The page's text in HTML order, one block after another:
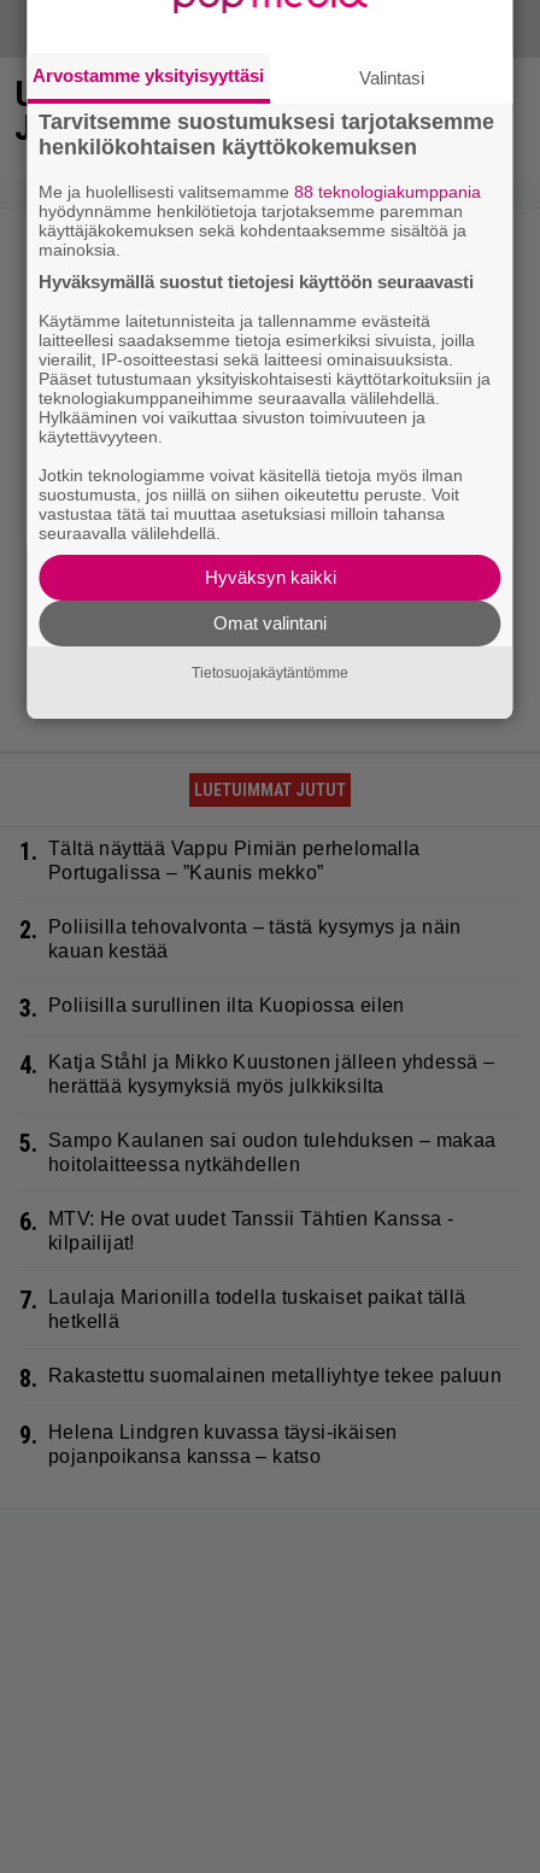
Uuno: Hjallis Harkimo, 72, ja
Jasmine, 38, sanovat tahdon
LUETUIMMAT JUTUT
1. Tältä näyttää Vappu Pimiän perhelomalla
Portugalissa – ”Kaunis mekko”
2.
Poliisilla tehovalvonta – tästä kysymys ja näin
kauan kestää
3. Poliisilla surullinen ilta Kuopiossa eilen
4.
Katja Ståhl ja Mikko Kuustonen jälleen yhdessä –
herättää kysymyksiä myös julkkiksilta
5.
Sampo Kaulanen sai oudon tulehduksen – makaa
hoitolaitteessa nytkähdellen
6.
MTV: He ovat uudet Tanssii Tähtien Kanssa -
kilpailijat!
7.
Laulaja Marionilla todella tuskaiset paikat tällä
hetkellä
8. Rakastettu suomalainen metalliyhtye tekee paluun
9.
Helena Lindgren kuvassa täysi-ikäisen
pojanpoikansa kanssa – katso
Arvostamme yksityisyyttäsi Valintasi
Tarvitsemme suostumuksesi tarjotaksemme
henkilökohtaisen käyttökokemuksen
Me ja huolellisesti valitsemamme88 teknologiakumppania
hyödynnämme henkilötietoja tarjotaksemme paremman
käyttäjäkokemuksen sekä kohdentaaksemme sisältöä ja
mainoksia.
Hyväksymällä suostut tietojesi käyttöön seuraavasti
Käytämme laitetunnisteita ja tallennamme evästeitä
laitteellesi saadaksemme tietoja esimerkiksi sivuista, joilla
vierailit, IP-osoitteestasi sekä laitteesi ominaisuuksista.
Pääset tutustumaan yksityiskohtaisesti käyttötarkoituksiin ja
teknologiakumppaneihimme seuraavalla välilehdellä.
Hylkääminen voi vaikuttaa sivuston toimivuuteen ja
käytettävyyteen.
Jotkin teknologiamme voivat käsitellä tietoja myös ilman
suostumusta, jos niillä on siihen oikeutettu peruste. Voit
vastustaa tätä tai muuttaa asetuksiasi milloin tahansa
seuraavalla välilehdellä.
Hyväksyn kaikki
Omat valintani
Tietosuojakäytäntömme